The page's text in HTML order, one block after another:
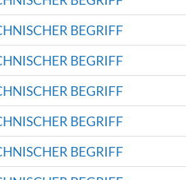
BEGRIFF
BEGRIFF
BEGRIFF
BEGRIFF
BEGRIFF